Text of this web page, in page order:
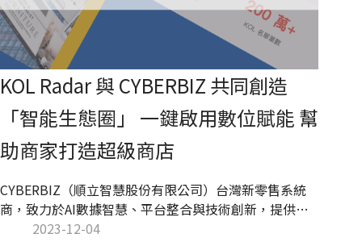
KOL Radar 與 CYBERBIZ 共同創造
「智能生態圈」 一鍵啟用數位賦能 幫
助商家打造超級商店
CYBERBIZ（順立智慧股份有限公司）台灣新零售系統
商，致力於AI數據智慧、平台整合與技術創新，提供一
站式完整服務，從品牌購物官網、門市 POS 系統、電商
2023-12-04